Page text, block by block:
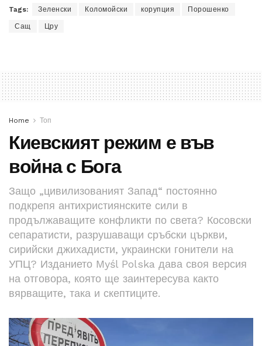
Tags: Зеленски Коломойски корупция Порошенко
Сащ Цру
Home Топ
Киевският режим е във
война с Бога
Защо „цивилизованият Запад“ постоянно
подкрепя антихристиянските сили в
продължаващите конфликти по света? Косовски
сепаратисти, разрушаващи сръбски църкви,
сирийски джихадисти, украински гонители на
УПЦ? Изданието Myśl Polska дава своя версия
на отговора, която ще заинтересува както
вярващите, така и скептиците.